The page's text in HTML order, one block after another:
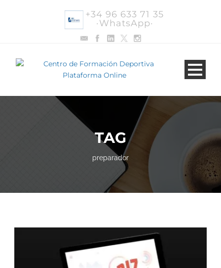
+34 96 633 71 35
·WhatsApp·
TAG
preparador